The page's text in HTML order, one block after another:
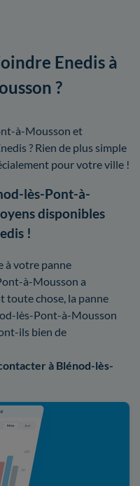
Enedis à
?
à-Mousson et
? Rien de plus simple
pour votre ville !
lès-Pont-à-
disponibles
!
à votre panne
à-Mousson a
toute chose, la panne
lès-Pont-à-Mousson
ils bien de
à Blénod-lès-